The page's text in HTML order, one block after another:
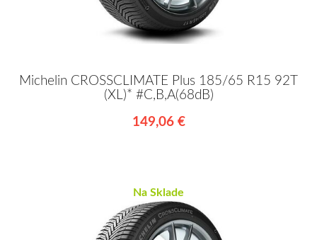
Michelin CROSSCLIMATE Plus 185/65 R15 92T
(XL)* #C,B,A(68dB)
149,06 €
Na Sklade